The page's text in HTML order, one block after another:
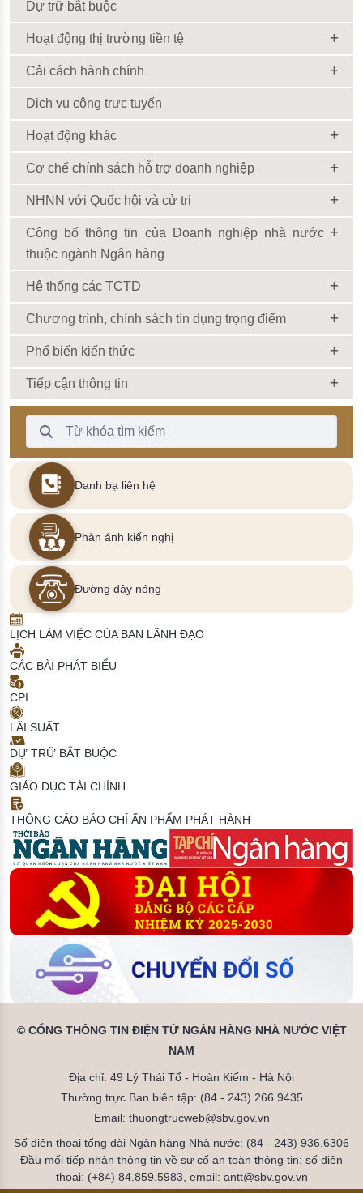
Dự trữ bắt buộc
Hoạt động thị trường tiền tệ
Cải cách hành chính
Dịch vụ công trực tuyến
Hoạt động khác
Cơ chế chính sách hỗ trợ doanh nghiệp
NHNN với Quốc hội và cử tri
Công bố thông tin của Doanh nghiệp nhà nước
thuộc ngành Ngân hàng
Hệ thống các TCTD
Chương trình, chính sách tín dụng trọng điểm
Phổ biến kiến thức
Tiếp cận thông tin
Thanh Tìm kiếm
Danh bạ liên hệ
Phản ánh kiến nghị
Đường dây nóng
LỊCH LÀM VIỆC CỦA BAN LÃNH ĐẠO
CÁC BÀI PHÁT BIỂU
CPI
LÃI SUẤT
DỰ TRỮ BẮT BUỘC
GIÁO DỤC TÀI CHÍNH
THÔNG CÁO BÁO CHÍ ẤN PHẨM PHÁT HÀNH
© CỔNG THÔNG TIN ĐIỆN TỬ NGÂN HÀNG NHÀ NƯỚC VIỆT
NAM
Địa chỉ: 49 Lý Thái Tổ - Hoàn Kiếm - Hà Nội
Thường trực Ban biên tập: (84 - 243) 266.9435
Email: thuongtrucweb@sbv.gov.vn
Số điện thoại tổng đài Ngân hàng Nhà nước: (84 - 243) 936.6306
Đầu mối tiếp nhận thông tin về sự cố an toàn thông tin: số điện
thoại: (+84) 84.859.5983, email: antt@sbv.gov.vn